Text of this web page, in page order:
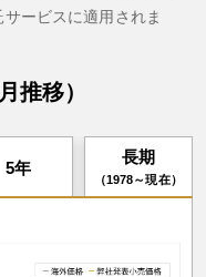
ービスに適用されま
推移）
5年
長期
（1978～現在）